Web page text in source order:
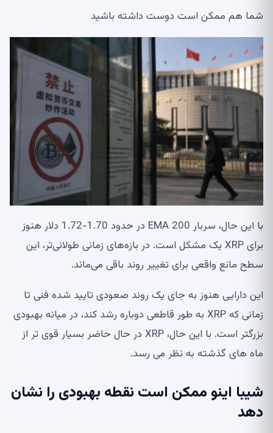
شما هم ممکن است دوست داشته باشید
با این حال، سربار 200 EMA در حدود 1.70-1.72 دلار هنوز
برای XRP یک مشکل است. در بازه‌های زمانی طولانی‌تر، این
سطح مانع واقعی برای تغییر روند باقی می‌ماند.
این دارایی هنوز به جای یک روند صعودی تایید شده فنی تا
زمانی که XRP به طور قاطعی دوباره رشد کند، در میانه بهبودی
بزرگتر است. با این حال، XRP در حال حاضر بسیار قوی تر از
ماه های گذشته به نظر می رسد.
شیبا اینو ممکن است نقطه بهبودی را نشان
دهد